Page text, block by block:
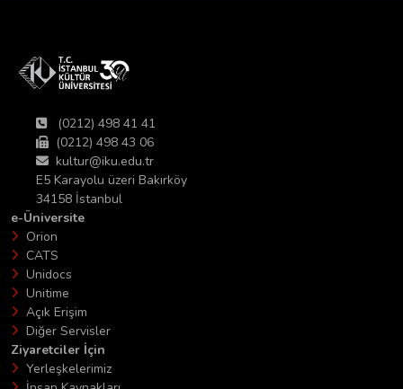
(0212) 498 41 41
(0212) 498 43 06
kultur@iku.edu.tr
E5 Karayolu üzeri Bakırköy
34158 İstanbul
e-Üniversite
Orion
CATS
Unidocs
Unitime
Açık Erişim
Diğer Servisler
Ziyaretciler İçin
Yerleşkelerimiz